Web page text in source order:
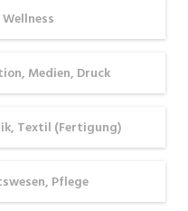
Montafon
haben und
dich
spannende
Karrierechancen
eröffnen.
Medien, Druck
Textil (Fertigung)
Pflege